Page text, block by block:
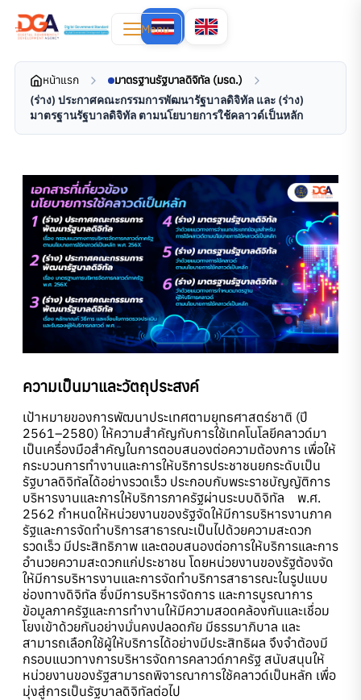
Menu
หน้าแรก มาตรฐานรัฐบาลดิจิทัล (มรด.)
(ร่าง) ประกาศคณะกรรมการพัฒนารัฐบาลดิจิทัล และ (ร่าง)
มาตรฐานรัฐบาลดิจิทัล ตามนโยบายการใช้คลาวด์เป็นหลัก
ความเป็นมาและวัตถุประสงค์
เป้าหมายของการพัฒนาประเทศตามยุทธศาสตร์ชาติ (ปี
2561–2580) ให้ความสำคัญกับการใช้เทคโนโลยีคลาวด์มา
เป็นเครื่องมือสำคัญในการตอบสนองต่อความต้องการ เพื่อให้
กระบวนการทำงานและการให้บริการประชาชนยกระดับเป็น
รัฐบาลดิจิทัลได้อย่างรวดเร็ว ประกอบกับพระราชบัญญัติการ
บริหารงานและการให้บริการภาครัฐผ่านระบบดิจิทัล พ.ศ.
2562 กำหนดให้หน่วยงานของรัฐจัดให้มีการบริหารงานภาค
รัฐและการจัดทำบริการสาธารณะเป็นไปด้วยความสะดวก
รวดเร็ว มีประสิทธิภาพ และตอบสนองต่อการให้บริการและการ
อำนวยความสะดวกแก่ประชาชน โดยหน่วยงานของรัฐต้องจัด
ให้มีการบริหารงานและการจัดทำบริการสาธารณะในรูปแบบ
ช่องทางดิจิทัล ซึ่งมีการบริหารจัดการ และการบูรณาการ
ข้อมูลภาครัฐและการทำงานให้มีความสอดคล้องกันและเชื่อม
โยงเข้าด้วยกันอย่างมั่นคงปลอดภัย มีธรรมาภิบาล และ
สามารถเลือกใช้ผู้ให้บริการได้อย่างมีประสิทธิผล จึงจำต้องมี
กรอบแนวทางการบริหารจัดการคลาวด์ภาครัฐ สนับสนุนให้
หน่วยงานของรัฐสามารถพิจารณาการใช้คลาวด์เป็นหลัก เพื่อ
มุ่งสู่การเป็นรัฐบาลดิจิทัลต่อไป